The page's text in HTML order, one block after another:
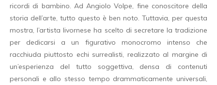
ricordi di bambino. Ad Angiolo Volpe, fine conoscitore della
storia dell’arte, tutto questo è ben noto. Tuttavia, per questa
mostra, l’artista livornese ha scelto di secretare la tradizione
per dedicarsi a un figurativo monocromo intenso che
racchiuda piuttosto echi surrealisti, realizzato al margine di
un’esperienza del tutto soggettiva, densa di contenuti
personali e allo stesso tempo drammaticamente universali,